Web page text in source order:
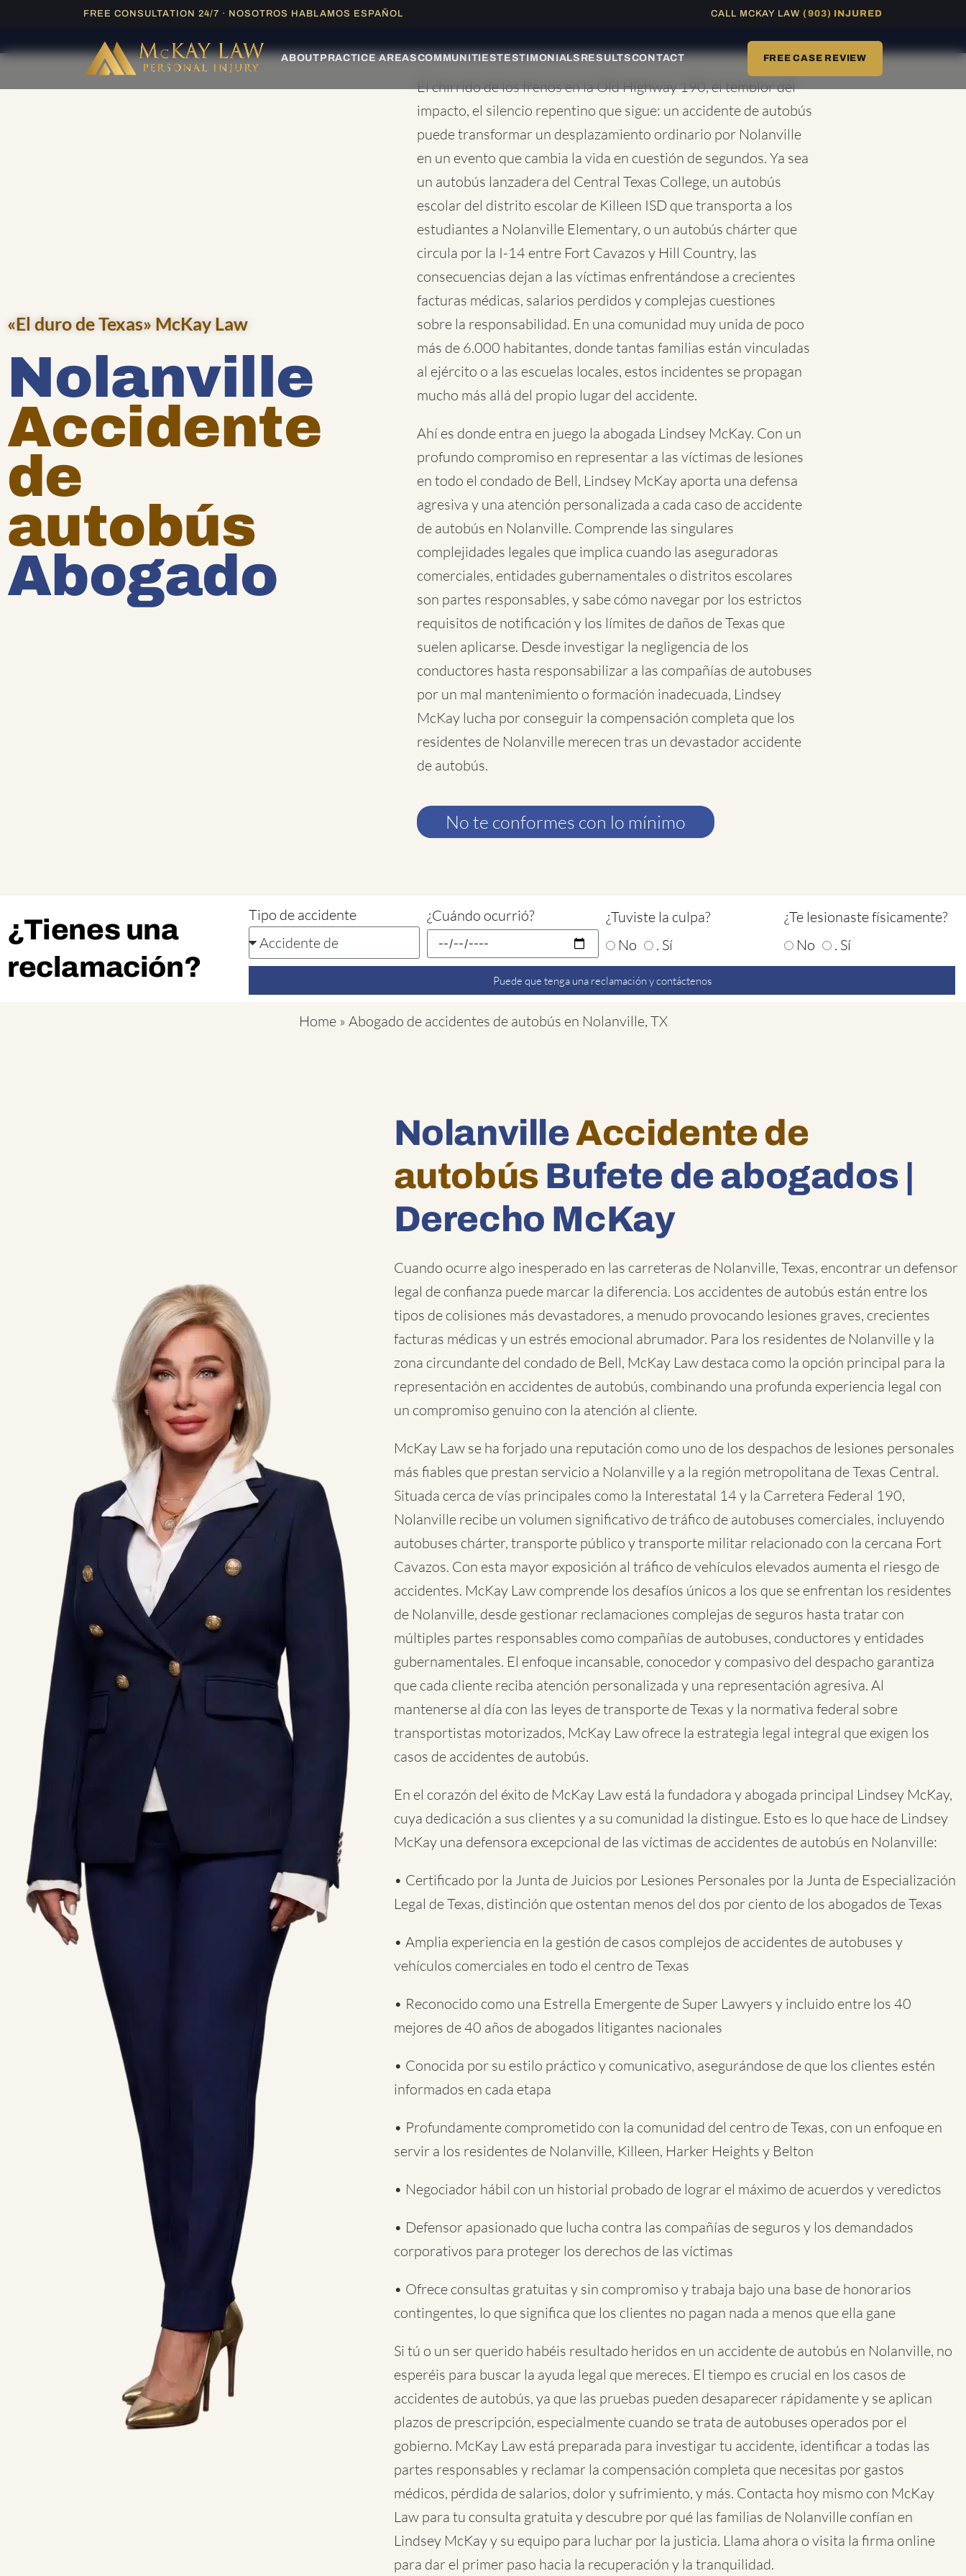
contenido
FREE CONSULTATION 24/7 · NOSOTROS HABLAMOS ESPAÑOL CALL MCKAY LAW(903) INJURED
ABOUTPRACTICE AREASCOMMUNITIESTESTIMONIALSRESULTSCONTACT FREE CASE REVIEW
ESPAÑOL |EVALUACIÓN GRATUITA DE CASOS DISPONIBLE 24/7
«El duro de Texas» McKay Law
Nolanville
Accidente
de
autobús
Abogado
El chirrido de los frenos en la Old Highway 190, el temblor del
impacto, el silencio repentino que sigue: un accidente de autobús
puede transformar un desplazamiento ordinario por Nolanville
en un evento que cambia la vida en cuestión de segundos. Ya sea
un autobús lanzadera del Central Texas College, un autobús
escolar del distrito escolar de Killeen ISD que transporta a los
estudiantes a Nolanville Elementary, o un autobús chárter que
circula por la I-14 entre Fort Cavazos y Hill Country, las
consecuencias dejan a las víctimas enfrentándose a crecientes
facturas médicas, salarios perdidos y complejas cuestiones
sobre la responsabilidad. En una comunidad muy unida de poco
más de 6.000 habitantes, donde tantas familias están vinculadas
al ejército o a las escuelas locales, estos incidentes se propagan
mucho más allá del propio lugar del accidente.
Ahí es donde entra en juego la abogada Lindsey McKay. Con un
profundo compromiso en representar a las víctimas de lesiones
en todo el condado de Bell, Lindsey McKay aporta una defensa
agresiva y una atención personalizada a cada caso de accidente
de autobús en Nolanville. Comprende las singulares
complejidades legales que implica cuando las aseguradoras
comerciales, entidades gubernamentales o distritos escolares
son partes responsables, y sabe cómo navegar por los estrictos
requisitos de notificación y los límites de daños de Texas que
suelen aplicarse. Desde investigar la negligencia de los
conductores hasta responsabilizar a las compañías de autobuses
por un mal mantenimiento o formación inadecuada, Lindsey
McKay lucha por conseguir la compensación completa que los
residentes de Nolanville merecen tras un devastador accidente
de autobús.
No te conformes con lo mínimo
¿Tienes una
reclamación?
Tipo de accidente ¿Cuándo ocurrió?
¿Tuviste la culpa?
No
. Sí
¿Te lesionaste físicamente?
No
. Sí
Puede que tenga una reclamación y contáctenos
Home» Abogado de accidentes de autobús en Nolanville, TX
NolanvilleAccidente de
autobús Bufete de abogados |
Derecho McKay
Cuando ocurre algo inesperado en las carreteras de Nolanville, Texas, encontrar un defensor
legal de confianza puede marcar la diferencia. Los accidentes de autobús están entre los
tipos de colisiones más devastadores, a menudo provocando lesiones graves, crecientes
facturas médicas y un estrés emocional abrumador. Para los residentes de Nolanville y la
zona circundante del condado de Bell, McKay Law destaca como la opción principal para la
representación en accidentes de autobús, combinando una profunda experiencia legal con
un compromiso genuino con la atención al cliente.
McKay Law se ha forjado una reputación como uno de los despachos de lesiones personales
más fiables que prestan servicio a Nolanville y a la región metropolitana de Texas Central.
Situada cerca de vías principales como la Interestatal 14 y la Carretera Federal 190,
Nolanville recibe un volumen significativo de tráfico de autobuses comerciales, incluyendo
autobuses chárter, transporte público y transporte militar relacionado con la cercana Fort
Cavazos. Con esta mayor exposición al tráfico de vehículos elevados aumenta el riesgo de
accidentes. McKay Law comprende los desafíos únicos a los que se enfrentan los residentes
de Nolanville, desde gestionar reclamaciones complejas de seguros hasta tratar con
múltiples partes responsables como compañías de autobuses, conductores y entidades
gubernamentales. El enfoque incansable, conocedor y compasivo del despacho garantiza
que cada cliente reciba atención personalizada y una representación agresiva. Al
mantenerse al día con las leyes de transporte de Texas y la normativa federal sobre
transportistas motorizados, McKay Law ofrece la estrategia legal integral que exigen los
casos de accidentes de autobús.
En el corazón del éxito de McKay Law está la fundadora y abogada principal Lindsey McKay,
cuya dedicación a sus clientes y a su comunidad la distingue. Esto es lo que hace de Lindsey
McKay una defensora excepcional de las víctimas de accidentes de autobús en Nolanville:
• Certificado por la Junta de Juicios por Lesiones Personales por la Junta de Especialización
Legal de Texas, distinción que ostentan menos del dos por ciento de los abogados de Texas
• Amplia experiencia en la gestión de casos complejos de accidentes de autobuses y
vehículos comerciales en todo el centro de Texas
• Reconocido como una Estrella Emergente de Super Lawyers y incluido entre los 40
mejores de 40 años de abogados litigantes nacionales
• Conocida por su estilo práctico y comunicativo, asegurándose de que los clientes estén
informados en cada etapa
• Profundamente comprometido con la comunidad del centro de Texas, con un enfoque en
servir a los residentes de Nolanville, Killeen, Harker Heights y Belton
• Negociador hábil con un historial probado de lograr el máximo de acuerdos y veredictos
• Defensor apasionado que lucha contra las compañías de seguros y los demandados
corporativos para proteger los derechos de las víctimas
• Ofrece consultas gratuitas y sin compromiso y trabaja bajo una base de honorarios
contingentes, lo que significa que los clientes no pagan nada a menos que ella gane
Si tú o un ser querido habéis resultado heridos en un accidente de autobús en Nolanville, no
esperéis para buscar la ayuda legal que mereces. El tiempo es crucial en los casos de
accidentes de autobús, ya que las pruebas pueden desaparecer rápidamente y se aplican
plazos de prescripción, especialmente cuando se trata de autobuses operados por el
gobierno. McKay Law está preparada para investigar tu accidente, identificar a todas las
partes responsables y reclamar la compensación completa que necesitas por gastos
médicos, pérdida de salarios, dolor y sufrimiento, y más. Contacta hoy mismo con McKay
Law para tu consulta gratuita y descubre por qué las familias de Nolanville confían en
Lindsey McKay y su equipo para luchar por la justicia. Llama ahora o visita la firma online
para dar el primer paso hacia la recuperación y la tranquilidad.